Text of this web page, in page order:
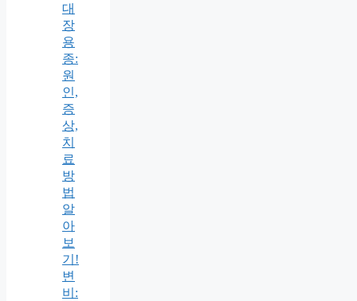
대
장
용
종:
원
인,
증
상,
치
료
방
법
알
아
보
기!
변
비: